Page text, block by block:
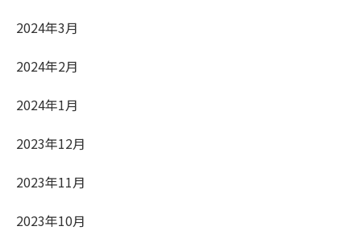
2024年3月
2024年2月
2024年1月
2023年12月
2023年11月
2023年10月